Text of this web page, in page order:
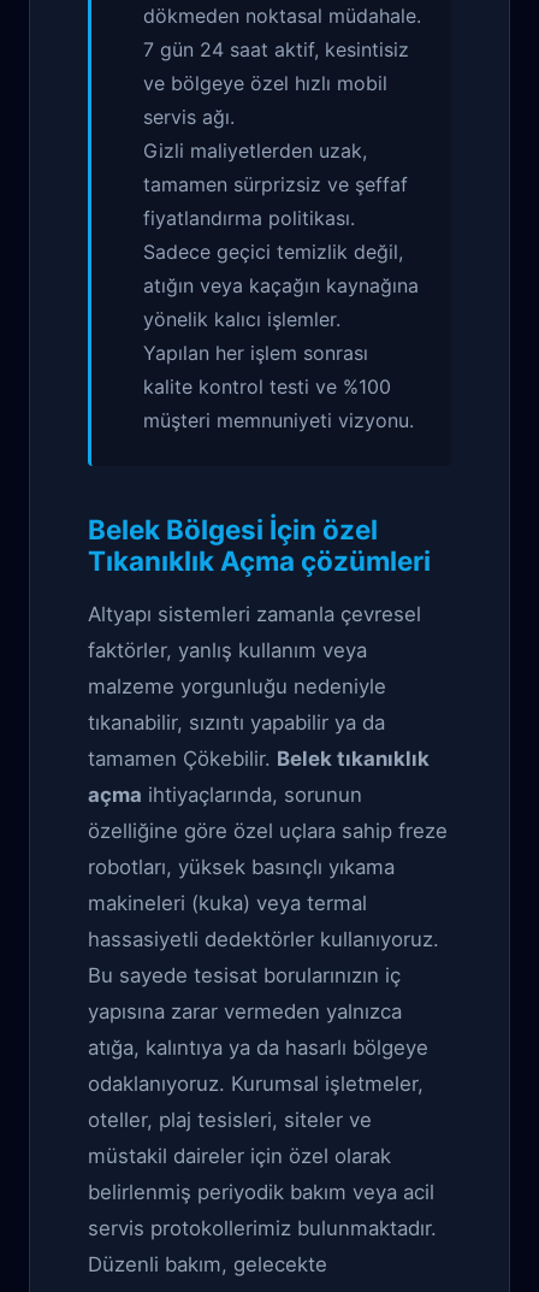
dökmeden noktasal müdahale.
7 gün 24 saat aktif, kesintisiz
ve bölgeye özel hızlı mobil
servis ağı.
Gizli maliyetlerden uzak,
tamamen sürprizsiz ve şeffaf
fiyatlandırma politikası.
Sadece geçici temizlik değil,
atığın veya kaçağın kaynağına
yönelik kalıcı işlemler.
Yapılan her işlem sonrası
kalite kontrol testi ve %100
müşteri memnuniyeti vizyonu.
Belek Bölgesi İçin özel
Tıkanıklık Açma çözümleri
Altyapı sistemleri zamanla çevresel
faktörler, yanlış kullanım veya
malzeme yorgunluğu nedeniyle
tıkanabilir, sızıntı yapabilir ya da
tamamen Çökebilir. Belek tıkanıklık
açma ihtiyaçlarında, sorunun
özelliğine göre özel uçlara sahip freze
robotları, yüksek basınçlı yıkama
makineleri (kuka) veya termal
hassasiyetli dedektörler kullanıyoruz.
Bu sayede tesisat borularınızın iç
yapısına zarar vermeden yalnızca
atığa, kalıntıya ya da hasarlı bölgeye
odaklanıyoruz. Kurumsal işletmeler,
oteller, plaj tesisleri, siteler ve
müstakil daireler için özel olarak
belirlenmiş periyodik bakım veya acil
servis protokollerimiz bulunmaktadır.
Düzenli bakım, gelecekte